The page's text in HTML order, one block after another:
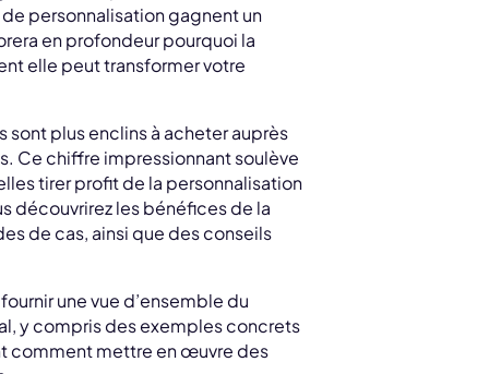
personnalisation gagnent un
en profondeur pourquoi la
elle peut transformer votre
plus enclins à acheter auprès
Ce chiffre impressionnant soulève
tirer profit de la personnalisation
découvrirez les bénéfices de la
de cas, ainsi que des conseils
une vue d’ensemble du
y compris des exemples concrets
comment mettre en œuvre des